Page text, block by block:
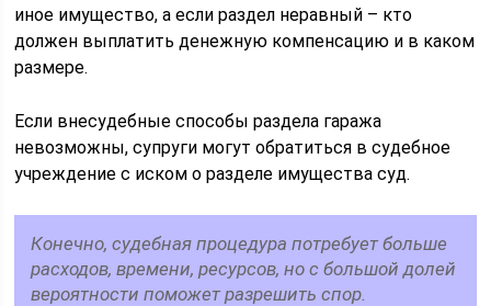
иное имущество, а если раздел неравный – кто
должен выплатить денежную компенсацию и в каком
размере.
Если внесудебные способы раздела гаража
невозможны, супруги могут обратиться в судебное
учреждение с иском о разделе имущества суд.
Конечно, судебная процедура потребует больше
расходов, времени, ресурсов, но с большой долей
вероятности поможет разрешить спор.